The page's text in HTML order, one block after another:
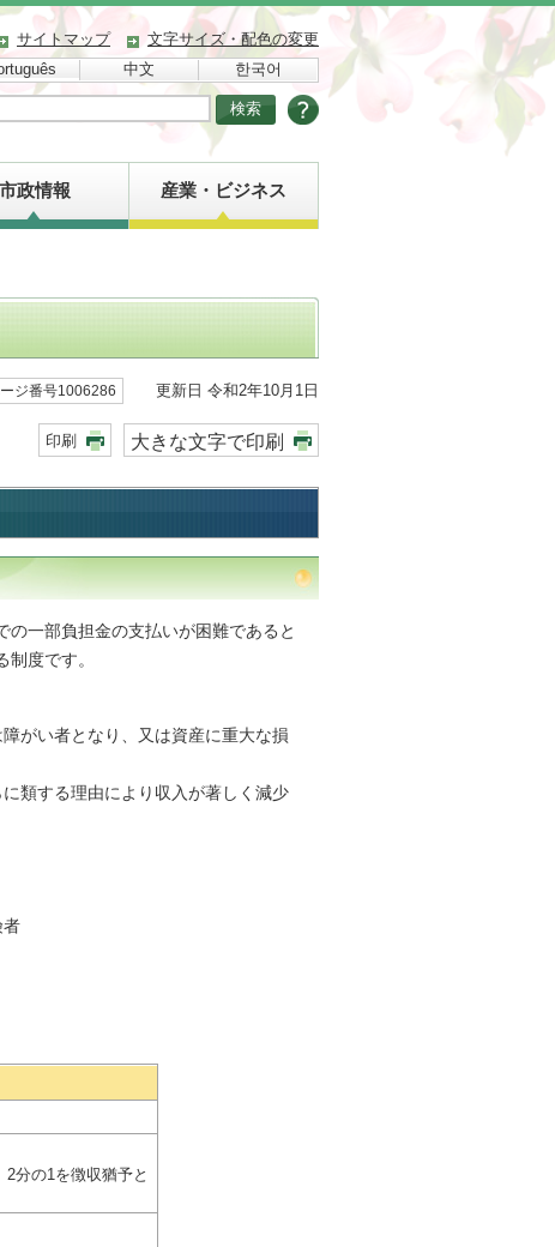
サイトマップ
文字サイズ・配色の変更
中文 한국어
市政情報 産業・ビジネス
ジ番号1006286 更新日 令和2年10月1日
印刷 大きな文字で印刷
一部負担金の支払いが困難であると
度です。
がい者となり、又は資産に重大な損
類する理由により収入が著しく減少
者
2分の1を徴収猶予と